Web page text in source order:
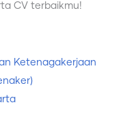
CV terbaikmu!
Ketenagakerjaan